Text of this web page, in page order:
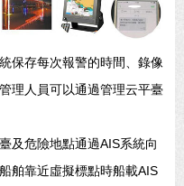
保存每次報警的時間、錄像
理人員可以通過管理云平臺
及危險地點通過AIS系統向
舶靠近虛擬標點時船載AIS